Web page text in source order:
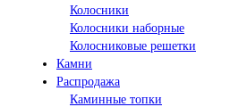
Колосники
Колосники наборные
Колосниковые решетки
Камни
Распродажа
Каминные топки